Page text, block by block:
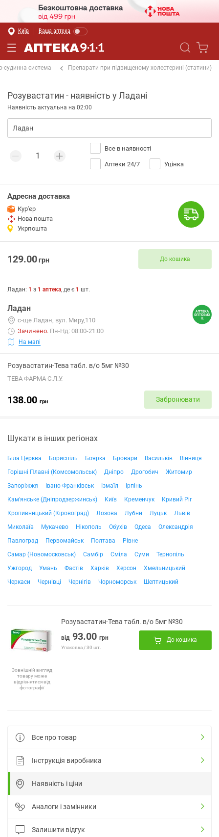
Київ Ваша аптека
судинна система Препарати при підвищеному холестерині (статини)
Розувастатин - наявність у Ладані
Наявність актуальна на 02:00
Все в наявності
Аптеки 24/7 Уцінка
Адресна доставка
Кур'єр
Нова пошта
Укрпошта
129.00грн До кошика
Ладан: 1 з 1 аптека, де є 1 шт.
Ладан
с-ще Ладан, вул. Миру,110
Зачинено. Пн-Нд: 08:00-21:00
На мапі
Розувастатин-Тева табл. в/о 5мг №30
ТЕВА ФАРМА С.Л.У.
138.00 грн Забронювати
Шукати в інших регіонах
Біла Церква Бориспіль Боярка Бровари Васильків
Вінниця
Горішні Плавні (Комсомольськ)
Дніпро Дрогобич
Житомир
Запоріжжя
Івано-Франківськ Ізмаїл
Ірпінь
Кам'янське (Дніпродзержинськ)
Київ Кременчук
Кривий Ріг
Кропивницький (Кіровоград)
Лозова Лубни Луцьк
Львів
Миколаїв
Мукачево Нікополь Обухів Одеса
Олександрія
Павлоград
Первомайськ Полтава
Рівне
Самар (Новомосковськ)
Самбір Сміла Суми
Тернопіль
Ужгород
Умань Фастів Харків Херсон
Хмельницький
Черкаси
Чернівці Чернігів Чорноморськ Шептицький
Зовнішній вигляд
товару може
відрізнятися від
фотографії
Розувастатин-Тева табл. в/о 5мг №30
від 93.00 грн
Упаковка / 30 шт.
До кошика
Все про товар
Інструкція виробника
Наявність і ціни
Аналоги і замінники
Залишити відгук